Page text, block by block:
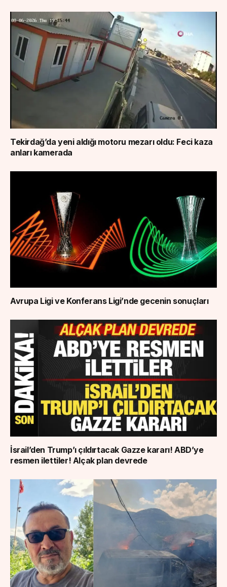
Tekirdağ’da yeni aldığı motoru mezarı oldu: Feci kaza
anları kamerada
Avrupa Ligi ve Konferans Ligi’nde gecenin sonuçları
İsrail’den Trump’ı çıldırtacak Gazze kararı! ABD’ye
resmen ilettiler! Alçak plan devrede